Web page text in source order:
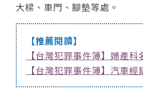
大樑、車門、腳墊等處。
【推薦閱讀】
【台灣犯罪事件簿】婦產
【台灣犯罪事件簿】汽車